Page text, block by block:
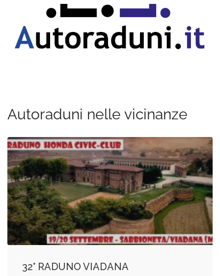
Autoraduni nelle vicinanze
32° RADUNO VIADANA